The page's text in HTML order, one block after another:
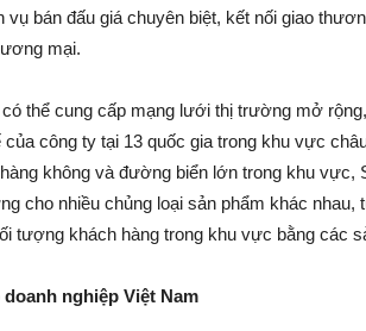
vụ bán đấu giá chuyên biệt, kết nối giao
mại.
thể cung cấp mạng lưới thị trường mở
công ty tại 13 quốc gia trong khu vực
không và đường biển lớn trong khu vực,
cho nhiều chủng loại sản phẩm khác
tượng khách hàng trong khu vực bằng các
nghiệp Việt Nam